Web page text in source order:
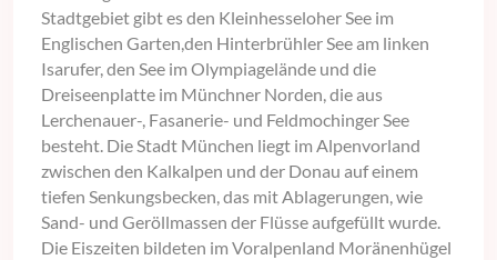
Stadtgebiet gibt es den Kleinhesseloher See im
Englischen Garten,den Hinterbrühler See am linken
Isarufer, den See im Olympiagelände und die
Dreiseenplatte im Münchner Norden, die aus
Lerchenauer-, Fasanerie- und Feldmochinger See
besteht. Die Stadt München liegt im Alpenvorland
zwischen den Kalkalpen und der Donau auf einem
tiefen Senkungsbecken, das mit Ablagerungen, wie
Sand- und Geröllmassen der Flüsse aufgefüllt wurde.
Die Eiszeiten bildeten im Voralpenland Moränenhügel